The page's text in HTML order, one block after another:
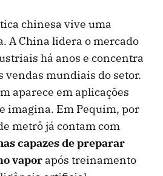
chinesa vive uma
A China lidera o mercado
há anos e concentra
vendas mundiais do setor.
aparece em aplicações
imagina. Em Pequim, por
metrô já contam com
capazes de preparar
vapor após treinamento